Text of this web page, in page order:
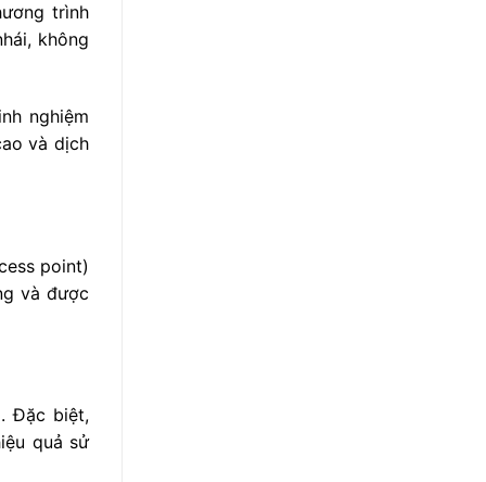
trình
không
nghiệm
và dịch
point)
và được
Đặc biệt,
quả sử